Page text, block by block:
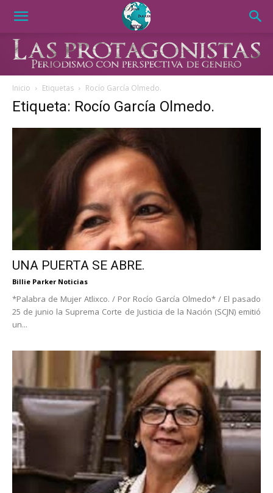
Inicio Etiquetas Rocío García Olmedo.
Etiqueta: Rocío García Olmedo.
UNA PUERTA SE ABRE.
Billie Parker Noticias
*Palabra de Mujer Atlixco. / Por Rocío García Olmedo* / El pasado
25 de junio la Suprema Corte de Justicia de la Nación (SCJN) emitió
un...